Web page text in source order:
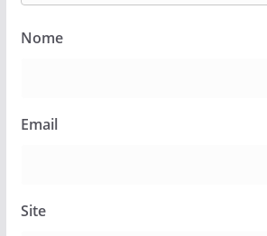
Nome
Email
Site